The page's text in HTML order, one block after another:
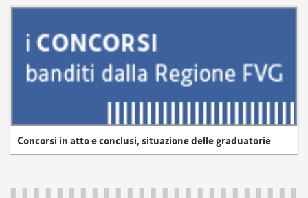
Concorsi in atto e conclusi, situazione delle graduatorie